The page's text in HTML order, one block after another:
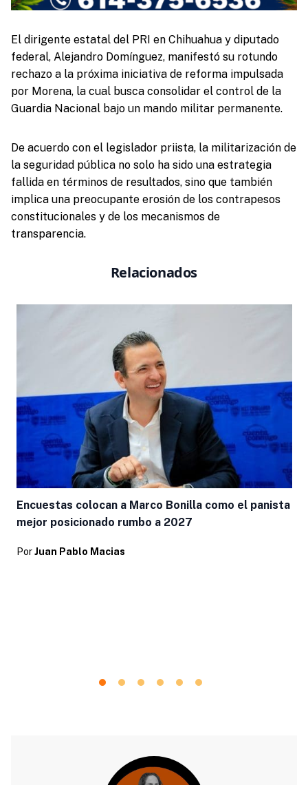
El dirigente estatal del PRI en Chihuahua y diputado
federal, Alejandro Domínguez, manifestó su rotundo
rechazo a la próxima iniciativa de reforma impulsada
por Morena, la cual busca consolidar el control de la
Guardia Nacional bajo un mando militar permanente.
De acuerdo con el legislador priista, la militarización de
la seguridad pública no solo ha sido una estrategia
fallida en términos de resultados, sino que también
implica una preocupante erosión de los contrapesos
constitucionales y de los mecanismos de
transparencia.
Relacionados
Encuestas colocan a Marco Bonilla como el panista
mejor posicionado rumbo a 2027
Por Juan Pablo Macias